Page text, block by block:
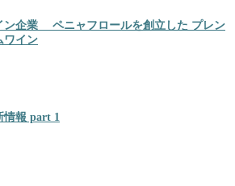
ン企業 ペニャフロールを創立した プレン
ワイン
情報 part 1